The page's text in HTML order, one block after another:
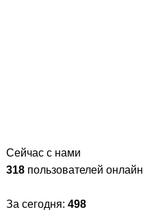
Сейчас с нами
318 пользователей онлайн
За сегодня: 498